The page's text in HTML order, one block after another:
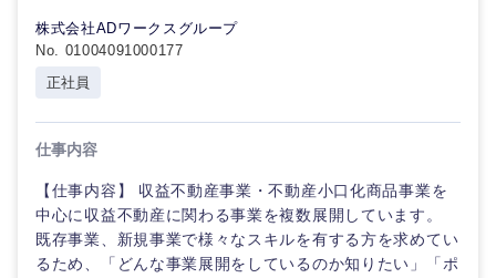
金融専門
職
ル
不
動
産
専
門
その他マスメディア
人材・アウトソーシング
株式会社ADワークスグループ
No. 01004091000177
正社員
仕事内容
【仕事内容】 収益不動産事業・不動産小口化商品事業を
中心に収益不動産に関わる事業を複数展開しています。
既存事業、新規事業で様々なスキルを有する方を求めてい
るため、「どんな事業展開をしているのか知りたい」「ポ